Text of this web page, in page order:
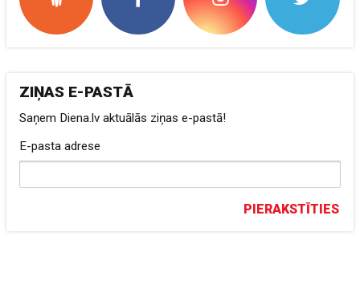
ZIŅAS E-PASTĀ
Saņem Diena.lv aktuālās ziņas e-pastā!
E-pasta adrese
PIERAKSTĪTIES